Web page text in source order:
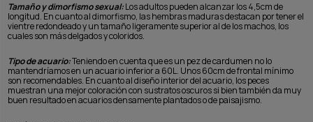
Tamaño y dimorfismo sexual:Los adultos pueden alcanzar los 4,5cm de
longitud. En cuanto al dimorfismo, las hembras maduras destacan por tener el
vientre redondeado y un tamaño ligeramente superior al de los machos, los
cuales son más delgados y coloridos.
Tipo de acuario:Teniendo en cuenta que es un pez de cardumen no lo
mantendríamos en un acuario inferior a 60L. Unos 60cm de frontal mínimo
son recomendables. En cuanto al diseño interior del acuario, los peces
muestran una mejor coloración con sustratos oscuros si bien también da muy
buen resultado en acuarios densamente plantados o de paisajismo.